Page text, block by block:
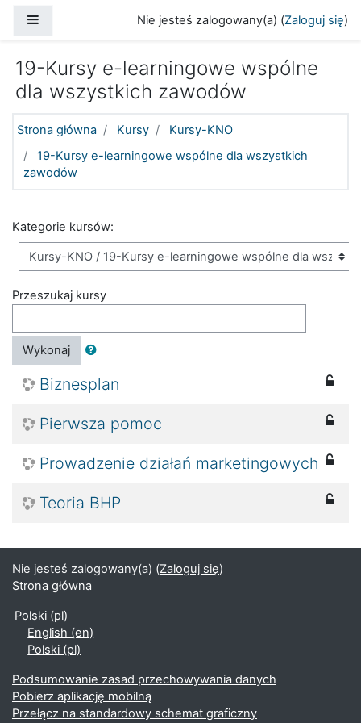
Nie jesteś zalogowany(a) (Zaloguj się)
19-Kursy e-learningowe wspólne
dla wszystkich zawodów
Strona główna Kursy
Kursy-KNO
19-Kursy e-learningowe wspólne dla wszystkich
zawodów
Kategorie kursów:
Przeszukaj kursy
Wykonaj
Biznesplan
Pierwsza pomoc
Prowadzenie działań marketingowych
Teoria BHP
Nie jesteś zalogowany(a) (Zaloguj się)
Strona główna
Polski ‎(pl)‎
English ‎(en)‎
Polski ‎(pl)‎
Podsumowanie zasad przechowywania danych
Pobierz aplikację mobilną
Przełącz na standardowy schemat graficzny